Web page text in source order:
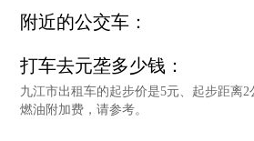
附近的公交车：
打车去元垄多少钱：
九江市出租车的起步价是5元、起步距离
燃油附加费，请参考。